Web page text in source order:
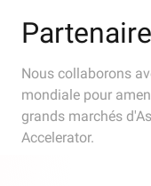
Nous collaborons
mondiale pour
grands marchés
Accelerator.